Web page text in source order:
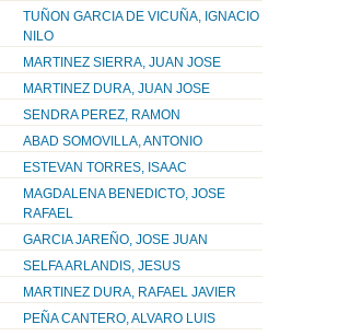
TUÑON GARCIA DE VICUÑA, IGNACIO
NILO
MARTINEZ SIERRA, JUAN JOSE
MARTINEZ DURA, JUAN JOSE
SENDRA PEREZ, RAMON
ABAD SOMOVILLA, ANTONIO
ESTEVAN TORRES, ISAAC
MAGDALENA BENEDICTO, JOSE
RAFAEL
GARCIA JAREÑO, JOSE JUAN
SELFA ARLANDIS, JESUS
MARTINEZ DURA, RAFAEL JAVIER
PEÑA CANTERO, ALVARO LUIS